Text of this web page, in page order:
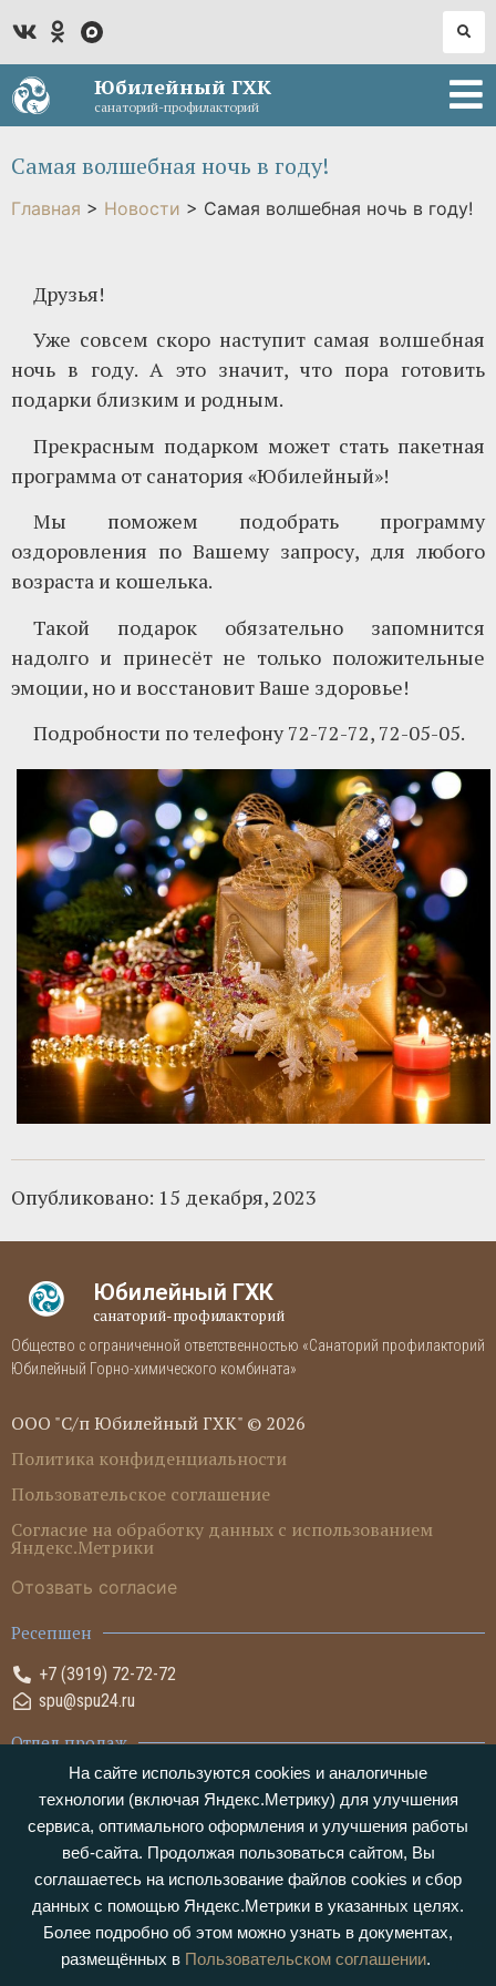
На сайте используются cookies и аналогичные
технологии (включая Яндекс.Метрику) для улучшения
сервиса, оптимального оформления и улучшения работы
веб-сайта. Продолжая пользоваться сайтом, Вы
соглашаетесь на использование файлов cookies и сбор
данных с помощью Яндекс.Метрики в указанных целях.
Более подробно об этом можно узнать в документах,
размещённых в Пользовательском соглашении.
Юбилейный ГХК
санаторий-профилакторий
Самая волшебная ночь в году!
Главная > Новости > Самая волшебная ночь в году!
Друзья!
Уже совсем скоро наступит самая волшебная
ночь в году. А это значит, что пора готовить
подарки близким и родным.
Прекрасным подарком может стать пакетная
программа от санатория «Юбилейный»!
Мы поможем подобрать программу
оздоровления по Вашему запросу, для любого
возраста и кошелька.
Такой подарок обязательно запомнится
надолго и принесёт не только положительные
эмоции, но и восстановит Ваше здоровье!
Подробности по телефону 72-72-72, 72-05-05.
Опубликовано: 15 декабря, 2023
Юбилейный ГХК
санаторий-профилакторий
Общество с ограниченной ответственностью «Санаторий профилакторий
Юбилейный Горно-химического комбината»
ООО "С/п Юбилейный ГХК" © 2026
Политика конфиденциальности
Пользовательское соглашение
Согласие на обработку данных с использованием
Яндекс.Метрики
Отозвать согласие
Ресепшен
+7 (3919) 72-72-72
spu@spu24.ru
Отдел продаж
+7 (3919) 72-05-05
sales@spu24.ru
Обращаем ваше внимание на то, что данный интернет-сайт носит
исключительно информационный характер и ни при каких условиях не
является публичной офертой. Пользуясь сайтом и заполняя формы